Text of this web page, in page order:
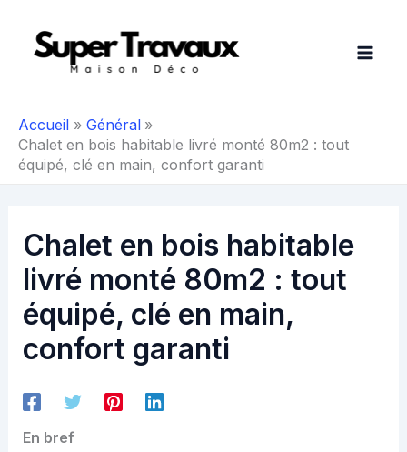
contenu
Accueil
Général
Chalet en bois habitable livré monté 80m2 : tout
équipé, clé en main, confort garanti
Chalet en bois habitable
livré monté 80m2 : tout
équipé, clé en main,
confort garanti
En bref